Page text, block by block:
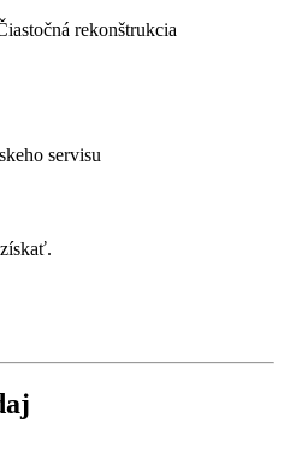
rekonštrukcia
servisu